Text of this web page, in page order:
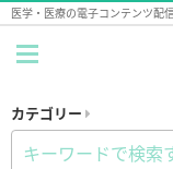
医学・医療の電子コンテンツ配
カテゴリー